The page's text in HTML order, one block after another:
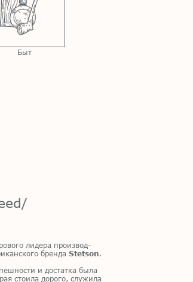
Быт
ли­де­ра про­из­вод­
брен­да Stetson.
и до­стат­ка была
сто­и­ла до­ро­го, слу­жи­ла